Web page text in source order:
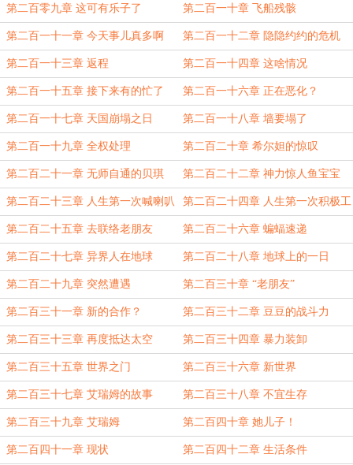
第二百零九章 这可有乐子了 第二百一十章 飞船残骸
第二百一十一章 今天事儿真多啊 第二百一十二章 隐隐约约的危机
第二百一十三章 返程 第二百一十四章 这啥情况
第二百一十五章 接下来有的忙了 第二百一十六章 正在恶化？
第二百一十七章 天国崩塌之日 第二百一十八章 墙要塌了
第二百一十九章 全权处理 第二百二十章 希尔妲的惊叹
第二百二十一章 无师自通的贝琪 第二百二十二章 神力惊人鱼宝宝
第二百二十三章 人生第一次喊喇叭 第二百二十四章 人生第一次积极工
作
第二百二十五章 去联络老朋友 第二百二十六章 蝙蝠速递
第二百二十七章 异界人在地球 第二百二十八章 地球上的一日
第二百二十九章 突然遭遇 第二百三十章 “老朋友”
第二百三十一章 新的合作？ 第二百三十二章 豆豆的战斗力
第二百三十三章 再度抵达太空 第二百三十四章 暴力装卸
第二百三十五章 世界之门 第二百三十六章 新世界
第二百三十七章 艾瑞姆的故事 第二百三十八章 不宜生存
第二百三十九章 艾瑞姆 第二百四十章 她儿子！
第二百四十一章 现状 第二百四十二章 生活条件